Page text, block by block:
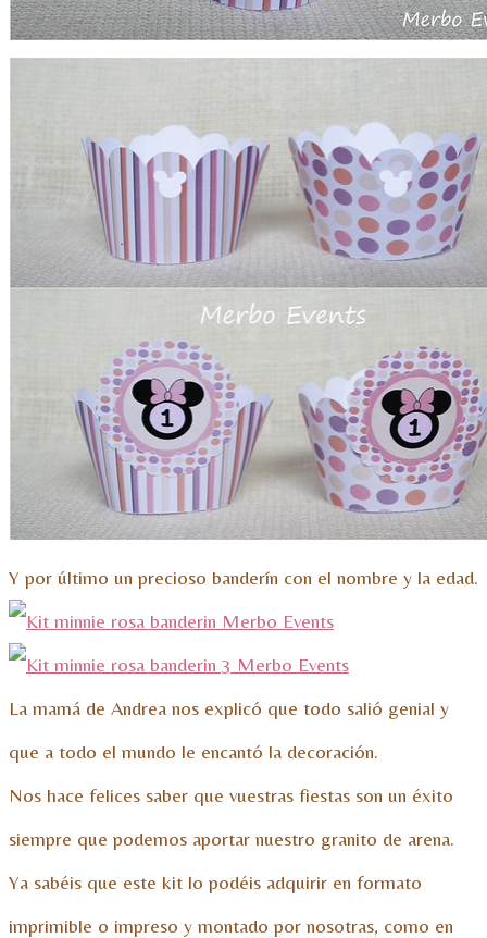
Y por último un precioso banderín con el nombre y la edad.
La mamá de Andrea nos explicó que todo salió genial y
que a todo el mundo le encantó la decoración.
Nos hace felices saber que vuestras fiestas son un éxito
siempre que podemos aportar nuestro granito de arena.
Ya sabéis que este kit lo podéis adquirir en formato
imprimible o impreso y montado por nosotras, como en